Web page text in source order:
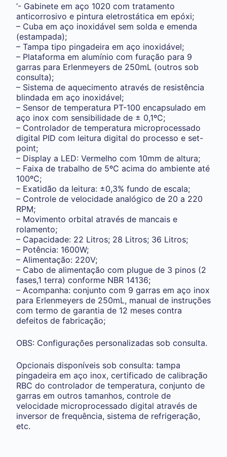
‘- Gabinete em aço 1020 com tratamento
anticorrosivo e pintura eletrostática em epóxi;
– Cuba em aço inoxidável sem solda e emenda
(estampada);
– Tampa tipo pingadeira em aço inoxidável;
– Plataforma em alumínio com furação para 9
garras para Erlenmeyers de 250mL (outros sob
consulta);
– Sistema de aquecimento através de resistência
blindada em aço inoxidável;
– Sensor de temperatura PT-100 encapsulado em
aço inox com sensibilidade de ± 0,1ºC;
– Controlador de temperatura microprocessado
digital PID com leitura digital do processo e set-
point;
– Display a LED: Vermelho com 10mm de altura;
– Faixa de trabalho de 5ºC acima do ambiente até
100ºC;
– Exatidão da leitura: ±0,3% fundo de escala;
– Controle de velocidade analógico de 20 a 220
RPM;
– Movimento orbital através de mancais e
rolamento;
– Capacidade: 22 Litros; 28 Litros; 36 Litros;
– Potência: 1600W;
– Alimentação: 220V;
– Cabo de alimentação com plugue de 3 pinos (2
fases,1 terra) conforme NBR 14136;
– Acompanha: conjunto com 9 garras em aço inox
para Erlenmeyers de 250mL, manual de instruções
com termo de garantia de 12 meses contra
defeitos de fabricação;
OBS: Configurações personalizadas sob consulta.
Opcionais disponíveis sob consulta: tampa
pingadeira em aço inox, certificado de calibração
RBC do controlador de temperatura, conjunto de
garras em outros tamanhos, controle de
velocidade microprocessado digital através de
inversor de frequência, sistema de refrigeração,
etc.